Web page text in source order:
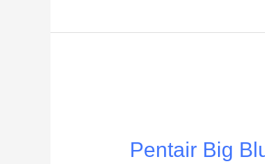
Pentair Big
Blue: